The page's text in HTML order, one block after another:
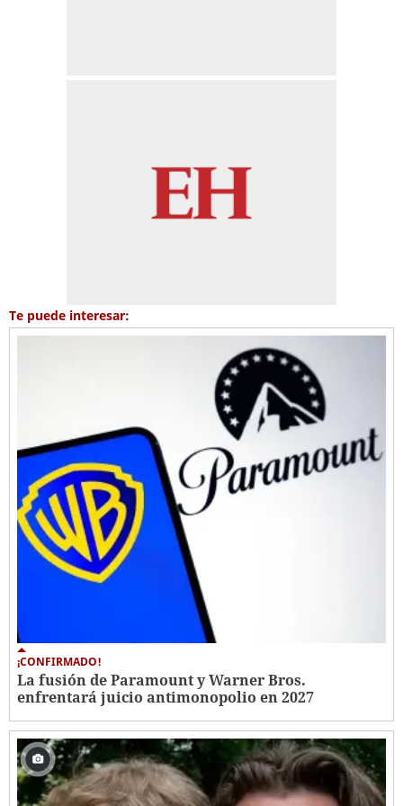
Te puede interesar:
¡CONFIRMADO!
La fusión de Paramount y Warner Bros.
enfrentará juicio antimonopolio en 2027